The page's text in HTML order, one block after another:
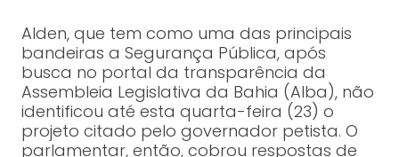
Alden, que tem como uma das principais
bandeiras a Segurança Pública, após
busca no portal da transparência da
Assembleia Legislativa da Bahia (Alba), não
identificou até esta quarta-feira (23) o
projeto citado pelo governador petista. O
parlamentar, então, cobrou respostas de